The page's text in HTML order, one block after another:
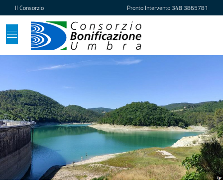
Vai ai contenuti
Vai al footer
Il Consorzio Pronto Intervento348 3865781